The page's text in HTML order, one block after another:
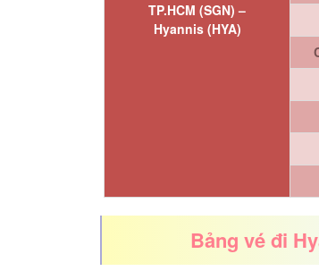
TP.HCM (SGN) –
Hyannis (HYA)
Bảng vé đi